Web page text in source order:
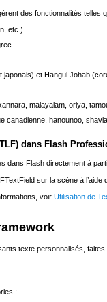
des fonctionnalités telles
etc.)
japonais) et Hangul Johab
malayalam, oriya,
canadienne, hanounoo,
dans Flash
Flash directement à
sur la scène à
voir Utilisation de
texte personnalisés,
: